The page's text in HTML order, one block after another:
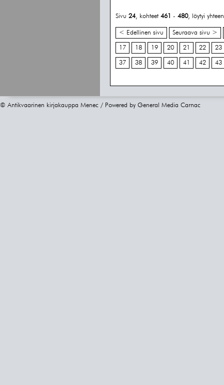
Sivu 24, kohteet 461 - 480, löytyi
< Edellinen sivu Seuraava sivu >
17 18 19 20 21 22 23
37 38 39 40 41 42 43
© Antikvaarinen kirjakauppa Menec / Powered by General Media Carnac